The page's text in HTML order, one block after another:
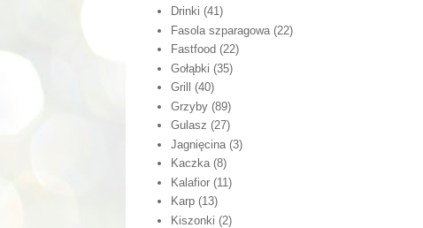
Drinki (41)
Fasola szparagowa (22)
Fastfood (22)
Gołąbki (35)
Grill
(40)
Grzyby (89)
Gulasz (27)
Jagnięcina (3)
Kaczka (8)
Kalafior (11)
Karp (13)
Kiszonki (2)